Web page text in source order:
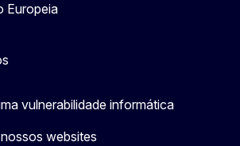
Europeia
vulnerabilidade informática
websites